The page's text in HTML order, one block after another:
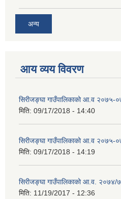
अन्य
आय व्यय विवरण
सिरीजङ्घा गाउँपालिकाको आ.व
मिति: 09/17/2018 - 14:40
सिरीजङ्घा गाउँपालिकाको आ.व २०७५-
मिति: 09/17/2018 - 14:19
सिरीजङ्घा गाउँपालिकाको आ.व.
मिति: 11/19/2017 - 12:36